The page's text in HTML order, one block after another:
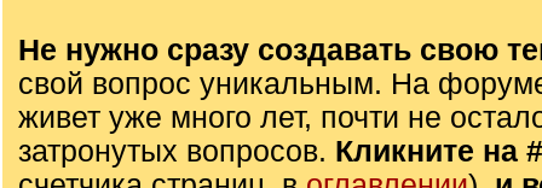
Не нужно сразу создавать свою
свой вопрос уникальным. На
живет уже много лет, почти не
затронутых вопросов. Кликните на